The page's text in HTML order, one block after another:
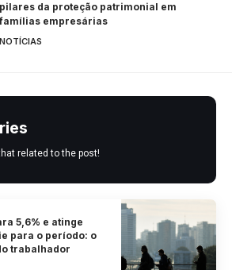
pilares da proteção patrimonial em
famílias empresárias
NOTÍCIAS
related to the post!
5,6% e atinge
para o período: o
trabalhador